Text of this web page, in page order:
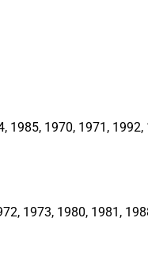
1970, 1971,
1973, 1980, 1981,